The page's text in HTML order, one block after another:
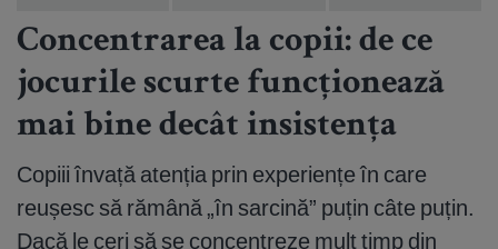
Concentrarea la copii: de ce
jocurile scurte funcționează
mai bine decât insistența
Copiii învață atenția prin experiențe în care
reușesc să rămână „în sarcină” puțin câte puțin.
Dacă le ceri să se concentreze mult timp din